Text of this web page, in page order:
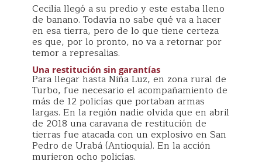
Cecilia llegó a su predio y este estaba lleno
de banano. Todavía no sabe qué va a hacer
en esa tierra, pero de lo que tiene certeza
es que, por lo pronto, no va a retornar por
temor a represalias.
Una restitución sin garantías
Para llegar hasta Niña Luz, en zona rural de
Turbo, fue necesario el acompañamiento de
más de 12 policías que portaban armas
largas. En la región nadie olvida que en abril
de 2018 una caravana de restitución de
tierras fue atacada con un explosivo en San
Pedro de Urabá (Antioquia). En la acción
murieron ocho policías.